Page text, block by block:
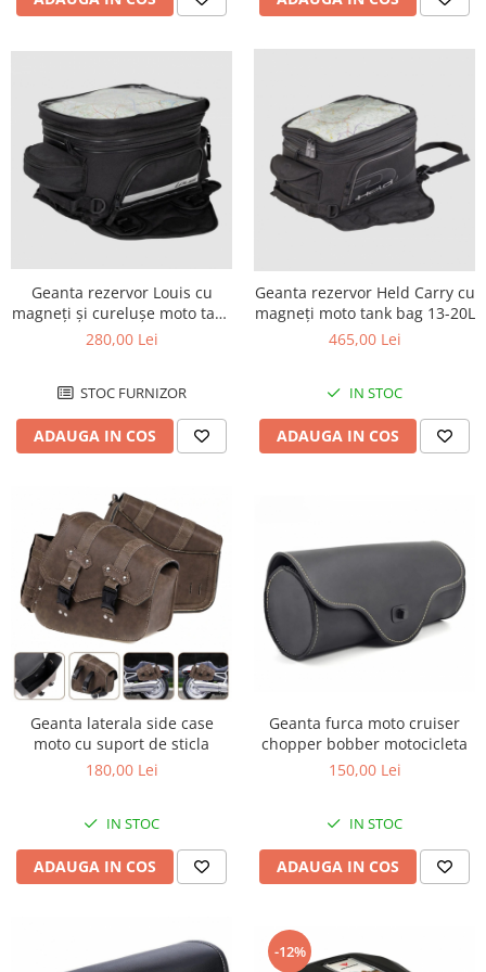
Kit rulmenti ambielaj
Rola bolt
Rulmenti ambielaj
Ambreaj
Ambreaj complet
Ambreaj plecare
Oala ambreiaj
Placi ambreaj
Capac aprindere / ambreaj
Cheie lant distributie
Lant distributie
Semeringuri supape
Supape
Garnituri
Garnituri / bucata
Kit garnituri
Semeringuri
Motor de schimb
Pistoane / Segmenti
Siguranta bolt
Prezoane/Suruburi
Set motor / chiuloase
Geanta rezervor Louis cu
magneți și curelușe moto tank
bag 16-25L
280,00 Lei
STOC FURNIZOR
ADAUGA IN COS
Geanta rezervor Held Carry cu
magneți moto tank bag 13-20L
465,00 Lei
IN STOC
ADAUGA IN COS
Geanta laterala side case
moto cu suport de sticla
180,00 Lei
IN STOC
ADAUGA IN COS
Geanta furca moto cruiser
chopper bobber motocicleta
150,00 Lei
IN STOC
ADAUGA IN COS
-12%